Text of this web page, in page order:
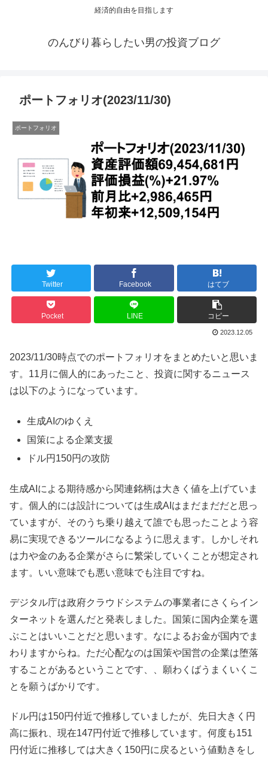
経済的自由を目指します
のんびり暮らしたい男の投資ブログ
ポートフォリオ(2023/11/30)
ポートフォリオ
Twitter Facebook はてブ
Pocket LINE コピー
2023.12.05
2023/11/30時点でのポートフォリオをまとめたいと思いま
す。11月に個人的にあったこと、投資に関するニュース
は以下のようになっています。
生成AIのゆくえ
国策による企業支援
ドル円150円の攻防
生成AIによる期待感から関連銘柄は大きく値を上げていま
す。個人的には設計については生成AIはまだまだだと思っ
ていますが、そのうち乗り越えて誰でも思ったことよう容
易に実現できるツールになるように思えます。しかしそれ
は力や金のある企業がさらに繁栄していくことが想定され
ます。いい意味でも悪い意味でも注目ですね。
デジタル庁は政府クラウドシステムの事業者にさくらイン
ターネットを選んだと発表しました。国策に国内企業を選
ぶことはいいことだと思います。なによるお金が国内でま
わりますからね。ただ心配なのは国策や国営の企業は堕落
することがあるということです、、願わくばうまくいくこ
とを願うばかりです。
ドル円は150円付近で推移していましたが、先日大きく円
高に振れ、現在147円付近で推移しています。何度も151
円付近に推移しては大きく150円に戻るという値動きをし